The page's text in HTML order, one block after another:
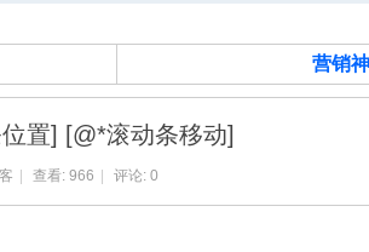
营销
置] [@*滚动条移动]
查看: 966 评论: 0